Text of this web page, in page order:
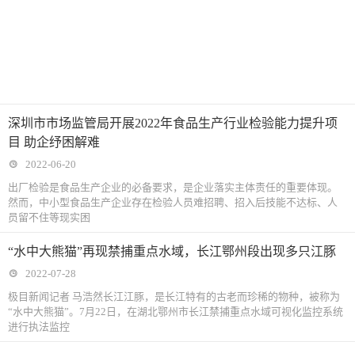
深圳市市场监管局开展2022年食品生产行业检验能力提升项
目 助企纾困解难
2022-06-20
出厂检验是食品生产企业的必备要求，是企业落实主体责任的重要体现。
然而，中小型食品生产企业存在检验人员难招聘、招入后技能不达标、人
员留不住等现实困
“水中大熊猫”再现禁捕重点水域，长江鄂州段出现多只江豚
2022-07-28
极目新闻记者 马浩然长江江豚，是长江特有的古老而珍稀的物种，被称为
“水中大熊猫”。7月22日，在湖北鄂州市长江禁捕重点水域可视化监控系统
进行执法监控